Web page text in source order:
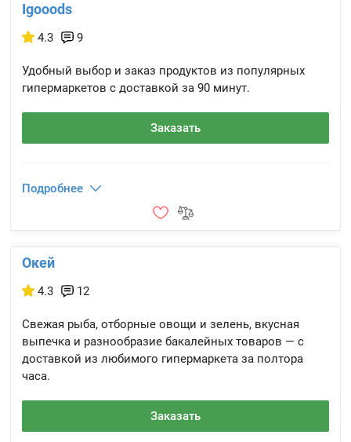
Igooods
4.3 9
Удобный выбор и заказ продуктов из популярных
гипермаркетов с доставкой за 90 минут.
Заказать
Подробнее
Окей
4.3 12
Свежая рыба, отборные овощи и зелень, вкусная
выпечка и разнообразие бакалейных товаров — с
доставкой из любимого гипермаркета за полтора
часа.
Заказать